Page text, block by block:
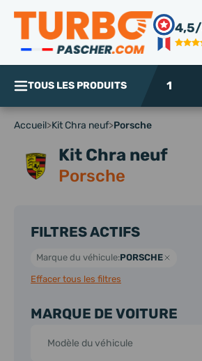
4,5/
TOUS LES PRODUITS 1
Accueil>Kit Chra neuf>Porsche
Kit Chra neuf
Porsche
FILTRES ACTIFS
Marque du véhicule:PORSCHE
Effacer tous les filtres
MARQUE DE VOITURE
Modèle du véhicule
Panneau de gestion des cookies